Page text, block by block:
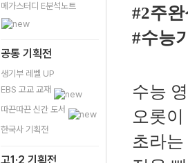
메가스터디 E분석노트
공통 기획전
생기부 레벨 UP
EBS 고교 교재
따끈따끈 신간 도서
한국사 기획전
고1·2 기획전
#2주
#수능
수능
오롯
초라